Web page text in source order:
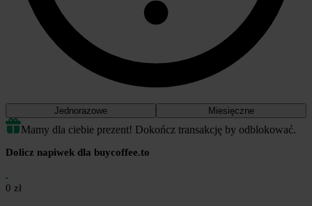
Jednorazowe Miesięczne
Mamy dla ciebie prezent! Dokończ transakcję by odblokować.
Dolicz napiwek dla buycoffee.to
0 zł